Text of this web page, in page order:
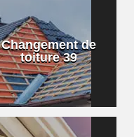
Changement de
toiture 39